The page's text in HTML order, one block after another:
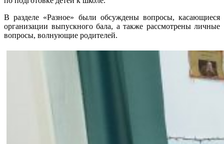
В разделе «Разное» были обсуждены вопросы, касающиеся
организации выпускного бала, а также рассмотрены личные
вопросы, волнующие родителей.